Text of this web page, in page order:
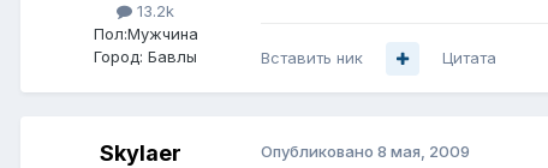
13.2k
Пол:Мужчина
Город: Бавлы Вставить ник Цитата
Skylaer Опубликовано 8 мая, 2009